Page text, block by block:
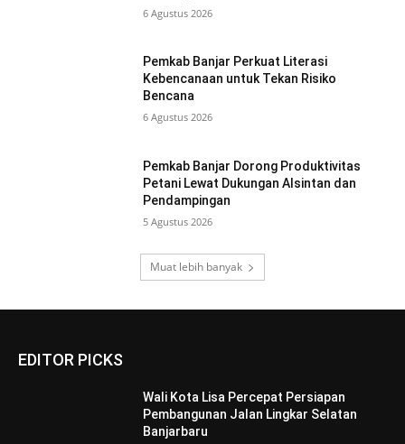
6 Agustus 2026
Pemkab Banjar Perkuat Literasi
Kebencanaan untuk Tekan Risiko
Bencana
6 Agustus 2026
Pemkab Banjar Dorong Produktivitas
Petani Lewat Dukungan Alsintan dan
Pendampingan
5 Agustus 2026
Muat lebih banyak
EDITOR PICKS
Wali Kota Lisa Percepat Persiapan
Pembangunan Jalan Lingkar Selatan
Banjarbaru